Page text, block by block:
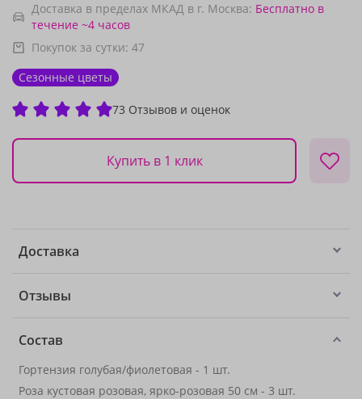
Доставка в пределах МКАД в г. Москва: Бесплатно в
течение ~4 часов
Покупок за сутки: 47
Сезонные цветы
73 Отзывов и оценок
Купить в 1 клик
Доставка
Отзывы
Состав
Гортензия голубая/фиолетовая - 1 шт.
Роза кустовая розовая, ярко-розовая 50 см - 3 шт.